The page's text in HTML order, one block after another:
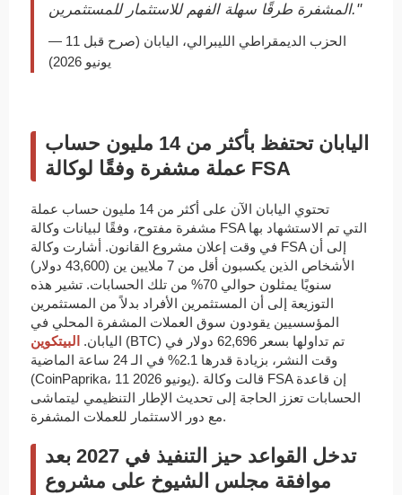
المشفرة طرقًا سهلة الفهم للاستثمار للمستثمرين."
— الحزب الديمقراطي الليبرالي، اليابان (صرح قبل 11
يونيو 2026)
اليابان تحتفظ بأكثر من 14 مليون حساب
عملة مشفرة وفقًا لوكالة FSA
تحتوي اليابان الآن على أكثر من 14 مليون حساب عملة
مشفرة مفتوح، وفقًا لبيانات وكالة FSA التي تم الاستشهاد بها
في وقت إعلان مشروع القانون. أشارت وكالة FSA إلى أن
الأشخاص الذين يكسبون أقل من 7 ملايين ين (43,600 دولار)
سنويًا يمثلون حوالي 70% من تلك الحسابات. تشير هذه
التوزيعة إلى أن المستثمرين الأفراد بدلاً من المستثمرين
المؤسسيين يقودون سوق العملات المشفرة المحلي في
اليابان. البيتكوين
(BTC) تم تداولها بسعر 62,696 دولار في
وقت النشر، بزيادة قدرها 2.1% في الـ 24 ساعة الماضية
(CoinPaprika، 11 يونيو 2026). قالت وكالة FSA إن قاعدة
الحسابات تعزز الحاجة إلى تحديث الإطار التنظيمي ليتماشى
مع دور الاستثمار للعملات المشفرة.
تدخل القواعد حيز التنفيذ في 2027 بعد
موافقة مجلس الشيوخ على مشروع